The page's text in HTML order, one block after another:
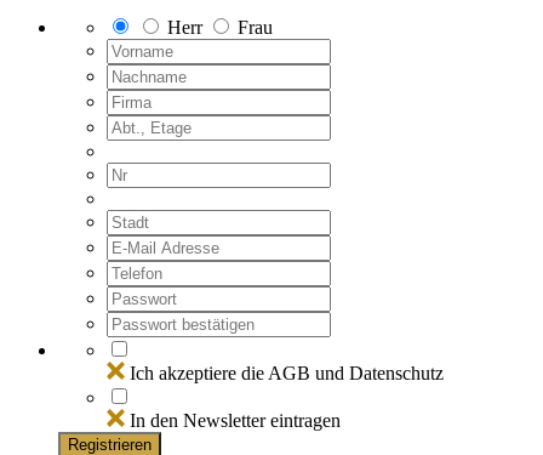
Herr Frau
Ich akzeptiere die AGB und Datenschutz
In den Newsletter eintragen
Registrieren